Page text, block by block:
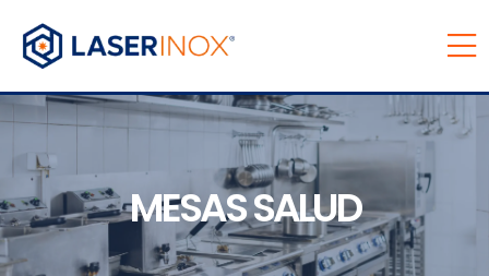
MESAS SALUD